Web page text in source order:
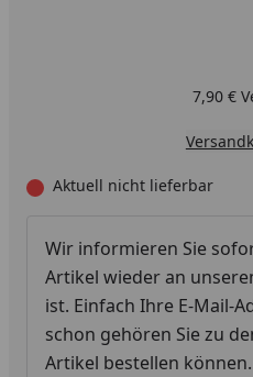
7,90 €
Aktuell nicht lieferbar
Wir informieren Sie
Artikel wieder an
ist. Einfach Ihre E-Mail-
schon gehören Sie zu
Artikel bestellen können.